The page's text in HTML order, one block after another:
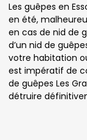
Les guêpes en
en été,
en cas de nid de
d’un nid de
votre habitation
est impératif de
de guêpes Les
détruire